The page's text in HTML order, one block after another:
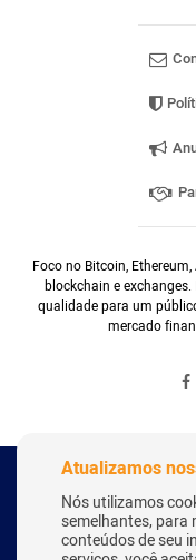
Foco no Bitcoin,
blockchain e
qualidade para um
mercado
Copyright
Atualizamos
Nós utilizamos
semelhantes, para
conteúdos de seu